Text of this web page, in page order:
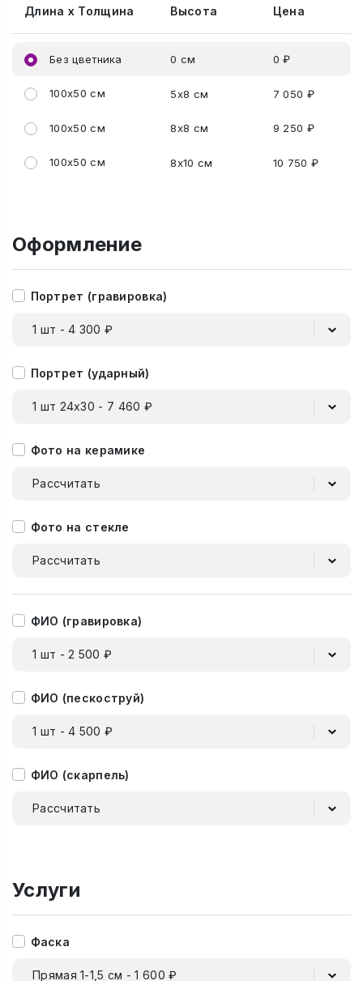
Длина x Толщина Высота Цена
Без цветника 0 см 0 ₽
100x50 см 5x8 см 7 050 ₽
100x50 см 8x8 см 9 250 ₽
100x50 см 8x10 см 10 750 ₽
Оформление
Портрет (гравировка)
1 шт - 4 300 ₽
Портрет (ударный)
1 шт 24х30 - 7 460 ₽
Фото на керамике
Рассчитать
Фото на стекле
Рассчитать
ФИО (гравировка)
1 шт - 2 500 ₽
ФИО (пескоструй)
1 шт - 4 500 ₽
ФИО (скарпель)
Рассчитать
Услуги
Фаска
Прямая 1-1,5 см - 1 600 ₽